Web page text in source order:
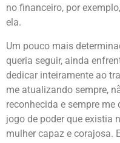
no financeiro, por
ela.
Um pouco mais
queria seguir, ainda
dedicar inteiramente ao
me atualizando sempre,
reconhecida e sempre
jogo de poder que existia
mulher capaz e corajosa.